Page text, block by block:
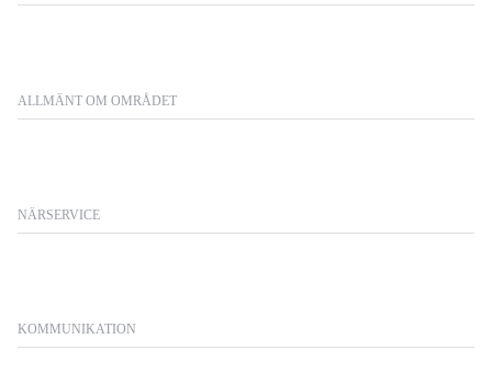
ALLMÄNT OM OMRÅDET
NÄRSERVICE
KOMMUNIKATION